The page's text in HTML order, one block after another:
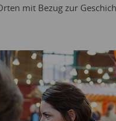
mit Bezug zur